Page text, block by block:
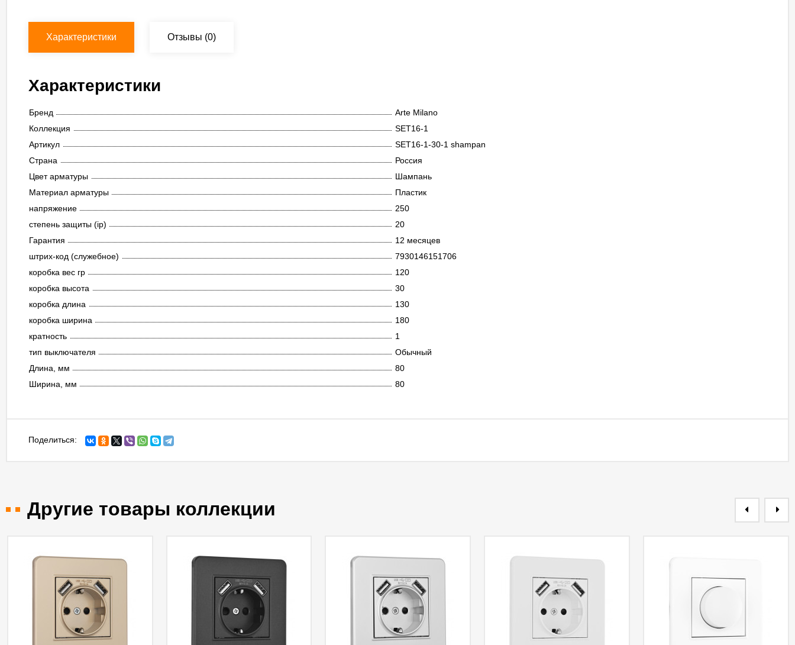
Характеристики Отзывы (0)
Характеристики
Бренд
Arte Milano
Коллекция
SET16-1
Артикул
SET16-1-30-1 shampan
Страна
Россия
Цвет арматуры
Шампань
Материал арматуры
Пластик
напряжение
250
степень защиты (ip)
20
Гарантия
12 месяцев
штрих-код (служебное)
7930146151706
коробка вес гр
120
коробка высота
30
коробка длина
130
коробка ширина
180
кратность
1
тип выключателя
Обычный
Длина, мм
80
Ширина, мм
80
Поделиться:
Другие товары коллекции